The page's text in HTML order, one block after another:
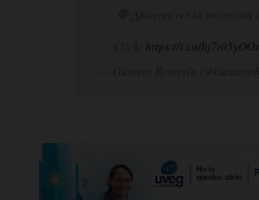
https://t.co/bj7t05yOOs